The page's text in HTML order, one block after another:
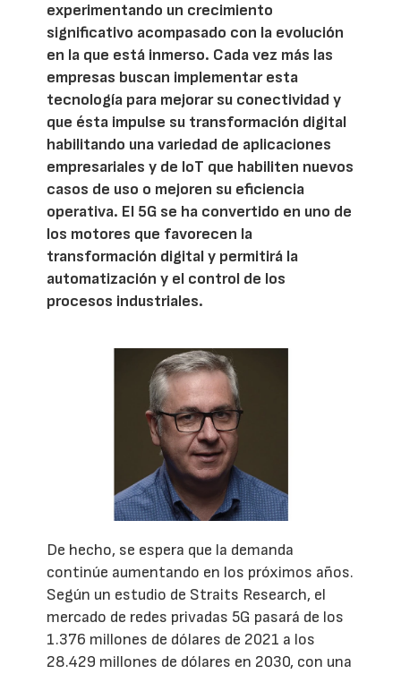
experimentando un crecimiento
significativo acompasado con la evolución
en la que está inmerso. Cada vez más las
empresas buscan implementar esta
tecnología para mejorar su conectividad y
que ésta impulse su transformación digital
habilitando una variedad de aplicaciones
empresariales y de IoT que habiliten nuevos
casos de uso o mejoren su eficiencia
operativa. El 5G se ha convertido en uno de
los motores que favorecen la
transformación digital y permitirá la
automatización y el control de los
procesos industriales.
De hecho, se espera que la demanda
continúe aumentando en los próximos años.
Según un estudio de Straits Research, el
mercado de redes privadas 5G pasará de los
1.376 millones de dólares de 2021 a los
28.429 millones de dólares en 2030, con una